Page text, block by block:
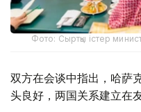
Фото: Сыртқы істер
双方在会谈中指出，哈萨
头良好，两国关系建立在